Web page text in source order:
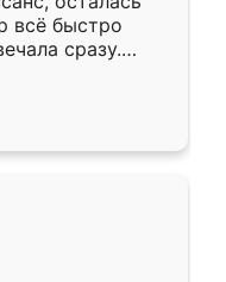
всё быстро
сразу.
подошёл к
Собрали
даже